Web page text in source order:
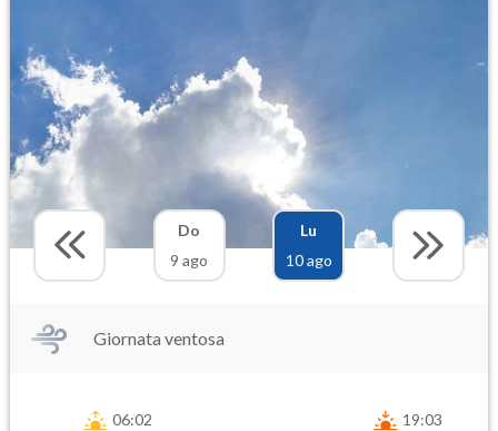
Do
9 ago
Lu
10 ago
Giornata ventosa
06:02 19:03